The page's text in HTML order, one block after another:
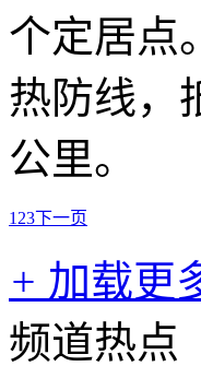
个定居点
热防线，
公里。
1 23下一页
+ 加载更
频道热点